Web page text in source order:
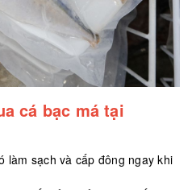
cá bạc má tại
làm sạch và cấp đông ngay khi